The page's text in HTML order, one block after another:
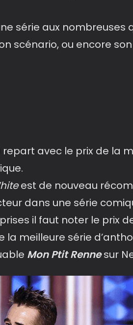
série aux
scénario, ou encore
avec le prix de la
est de nouveau
dans une série
il faut noter le prix
la meilleure série
Mon Ptit Rennesur